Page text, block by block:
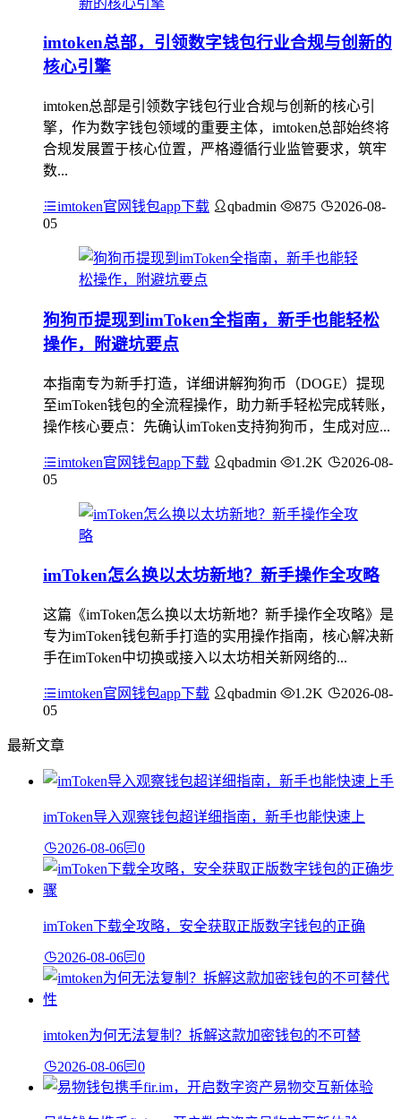
imtoken总部，引领数字钱包行业合规与创新的
核心引擎
imtoken总部是引领数字钱包行业合规与创新的核心引
擎，作为数字钱包领域的重要主体，imtoken总部始终将
合规发展置于核心位置，严格遵循行业监管要求，筑牢
数...
imtoken官网钱包app下载 qbadmin 875
2026-08-
05
狗狗币提现到imToken全指南，新手也能轻松
操作，附避坑要点
本指南专为新手打造，详细讲解狗狗币（DOGE）提现
至imToken钱包的全流程操作，助力新手轻松完成转账，
操作核心要点：先确认imToken支持狗狗币，生成对应...
imtoken官网钱包app下载 qbadmin 1.2K
2026-08-
05
imToken怎么换以太坊新地？新手操作全攻略
这篇《imToken怎么换以太坊新地？新手操作全攻略》是
专为imToken钱包新手打造的实用操作指南，核心解决新
手在imToken中切换或接入以太坊相关新网络的...
imtoken官网钱包app下载 qbadmin 1.2K
2026-08-
05
最新文章
imToken导入观察钱包超详细指南，新手也能快速上
2026-08-06 0
imToken下载全攻略，安全获取正版数字钱包的正确
2026-08-06 0
imtoken为何无法复制？拆解这款加密钱包的不可替
2026-08-06 0